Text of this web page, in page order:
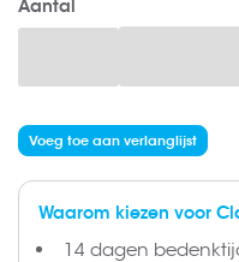
Aantal
Voeg toe aan verlanglijst
Waarom kiezen voor
14 dagen
afbeeldingen-